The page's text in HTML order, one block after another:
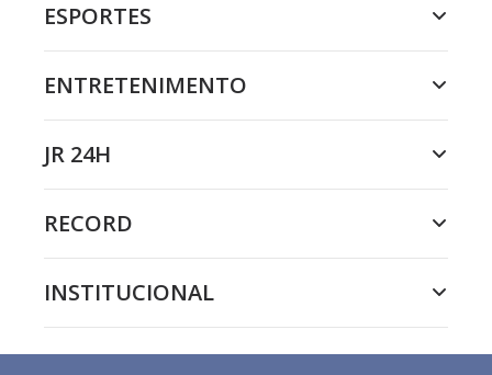
ESPORTES
ENTRETENIMENTO
JR 24H
RECORD
INSTITUCIONAL